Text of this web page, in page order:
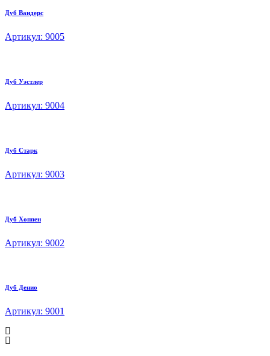
Дуб Вандерс
Артикул: 9005
Дуб Уэстлер
Артикул: 9004
Дуб Старк
Артикул: 9003
Дуб Хоппен
Артикул: 9002
Дуб Денио
Артикул: 9001